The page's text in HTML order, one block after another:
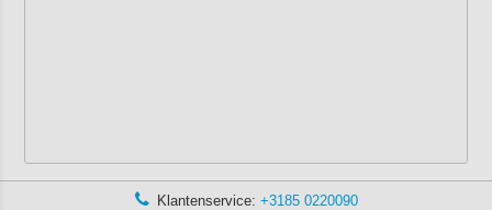
Klantenservice: +3185 0220090